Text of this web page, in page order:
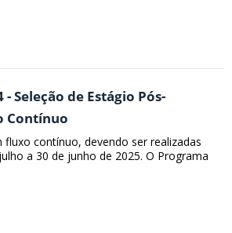
- Seleção de Estágio Pós-
Contínuo
fluxo contínuo, devendo ser realizadas
a 30 de junho de 2025. O Programa